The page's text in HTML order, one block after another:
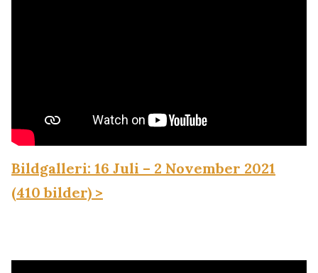
Bildgalleri: 16 Juli – 2 November 2021
(410 bilder) >